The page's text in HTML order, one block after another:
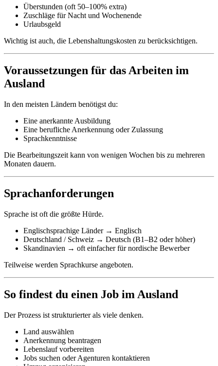
Überstunden (oft 50–100% extra)
Zuschläge für Nacht und Wochenende
Urlaubsgeld
Wichtig ist auch, die Lebenshaltungskosten zu berücksichtigen.
Voraussetzungen für das Arbeiten im
Ausland
In den meisten Ländern benötigst du:
Eine anerkannte Ausbildung
Eine berufliche Anerkennung oder Zulassung
Sprachkenntnisse
Die Bearbeitungszeit kann von wenigen Wochen bis zu mehreren
Monaten dauern.
Sprachanforderungen
Sprache ist oft die größte Hürde.
Englischsprachige Länder → Englisch
Deutschland / Schweiz → Deutsch (B1–B2 oder höher)
Skandinavien → oft einfacher für nordische Bewerber
Teilweise werden Sprachkurse angeboten.
So findest du einen Job im Ausland
Der Prozess ist strukturierter als viele denken.
Land auswählen
Anerkennung beantragen
Lebenslauf vorbereiten
Jobs suchen oder Agenturen kontaktieren